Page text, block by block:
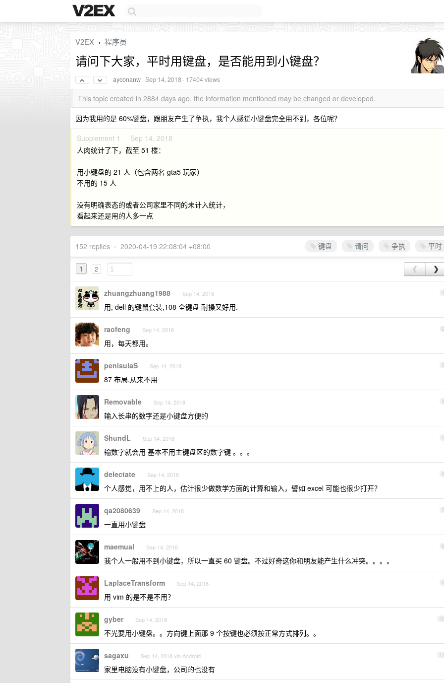
V2EX › 程序员
请问下大家，平时用键盘，是否能用到小键盘？
ayconanw ·Sep 14, 2018 · 17404 views
This topic created in 2884 days ago, the information mentioned may be changed or developed.
因为我用的是 60%键盘，跟朋友产生了争执，我个人感觉小键盘完全用不到，各位呢？
Supplement 1 · Sep 14, 2018
人肉统计了下，截至 51 楼：
用小键盘的 21 人（包含两名 gta5 玩家）
不用的 15 人
没有明确表态的或者公司家里不同的未计入统计，
看起来还是用的人多一点
键盘 请问 争执 平时
152 replies • 2020-04-19 22:08:04 +08:00
1 2 ❮ ❯
1
zhuangzhuang1988 Sep 14, 2018
用, dell 的键鼠套装,108 全键盘 耐操又好用.
2
raofeng Sep 14, 2018
用，每天都用。
3
penisulaS Sep 14, 2018
87 布局,从来不用
4
Removable Sep 14, 2018
输入长串的数字还是小键盘方便的
5
ShundL Sep 14, 2018
输数字就会用 基本不用主键盘区的数字键 。。。
6
delectate Sep 14, 2018
个人感觉，用不上的人，估计很少做数学方面的计算和输入，譬如 excel 可能也很少打开？
7
qa2080639 Sep 14, 2018
一直用小键盘
8
maemual Sep 14, 2018
我个人一般用不到小键盘，所以一直买 60 键盘。不过好奇这你和朋友能产生什么冲突。。。。
9
LaplaceTransform Sep 14, 2018
用 vim 的是不是不用？
10
gyber Sep 14, 2018
不光要用小键盘。。方向键上面那 9 个按键也必须按正常方式排列。。
11
sagaxu Sep 14, 2018 via Android
家里电脑没有小键盘，公司的也没有